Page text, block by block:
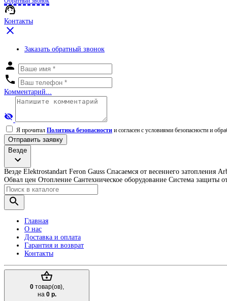
Контакты
Заказать обратный звонок
Комментарий...
Я прочитал Политика безопасности и согласен с условиями безопасности и
Отправить заявку
Везде
Везде Elektrostandart Feron Gauss Спасаемся от весеннего затопления
Обвал цен Отопление Сантехническое оборудование Система защиты
Главная
О нас
Доставка и оплата
Гарантия и возврат
Контакты
0товар(ов),
на 0 р.